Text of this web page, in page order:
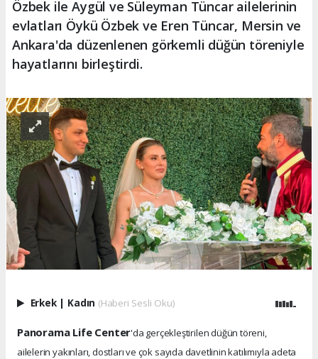
Özbek ile Aygül ve Süleyman Tüncar ailelerinin
evlatları Öykü Özbek ve Eren Tüncar, Mersin ve
Ankara'da düzenlenen görkemli düğün töreniyle
hayatlarını birleştirdi.
Erkek | Kadın (Haberi Sesli Oku)
Panorama Life Center'da gerçekleştirilen düğün töreni,
ailelerin yakınları, dostları ve çok sayıda davetlinin katılımıyla adeta